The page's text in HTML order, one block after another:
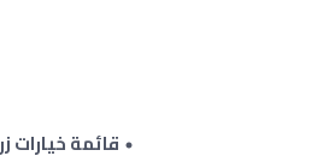
قائمة خيارات